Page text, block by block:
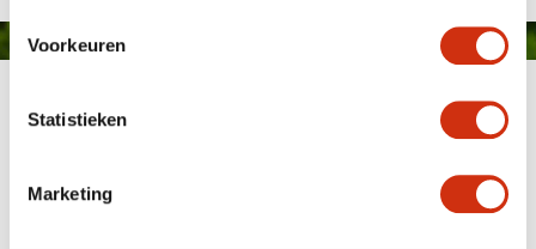
Voorkeuren
Statistieken
Marketing